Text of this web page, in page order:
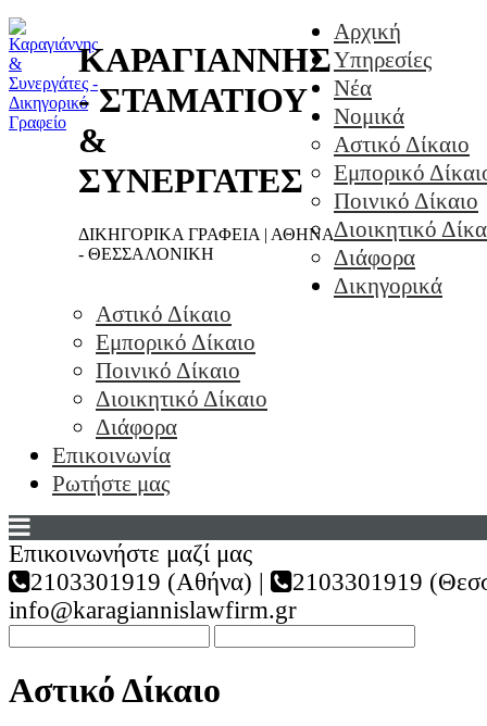
ΚΑΡΑΓΙΑΝΝΗΣ
- ΣΤΑΜΑΤΙΟΥ
&
ΣΥΝΕΡΓΑΤΕΣ
ΔΙΚΗΓΟΡΙΚΑ ΓΡΑΦΕΙΑ | ΑΘΗΝΑ
- ΘΕΣΣΑΛΟΝΙΚΗ
Αρχική
Υπηρεσίες
Νέα
Νομικά
Αστικό Δίκαιο
Εμπορικό
Ποινικό Δίκαιο
Διοικητικό
Διάφορα
Δικηγορικά
Αστικό Δίκαιο
Εμπορικό Δίκαιο
Ποινικό Δίκαιο
Διοικητικό Δίκαιο
Διάφορα
Επικοινωνία
Ρωτήστε μας
Επικοινωνήστε μαζί μας
2103301919 (Αθήνα) |
2103301919
info@karagiannislawfirm.gr
Αστικό Δίκαιο